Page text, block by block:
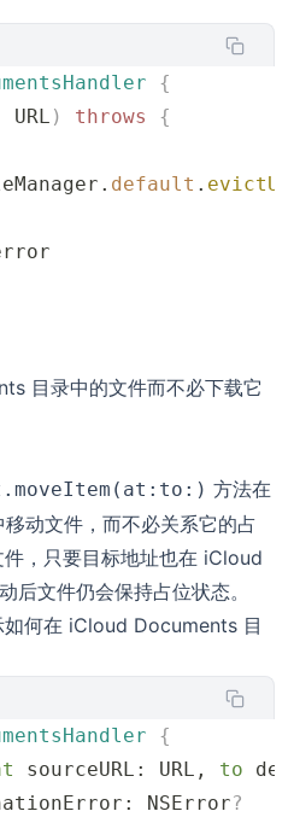
{
URL ) throws
{
default .
目录中的文件而不必下载它
方法在
动文件，而不必关系它的占
，只要目标地址也在 iCloud
文件仍会保持占位状态。
如何在 iCloud Documents 目
{
sourceURL : URL, to
NSError?